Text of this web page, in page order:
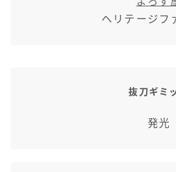
極シタデル・ボズヤ追憶戦
ヘリテージフ
抜刀ギミ
発光